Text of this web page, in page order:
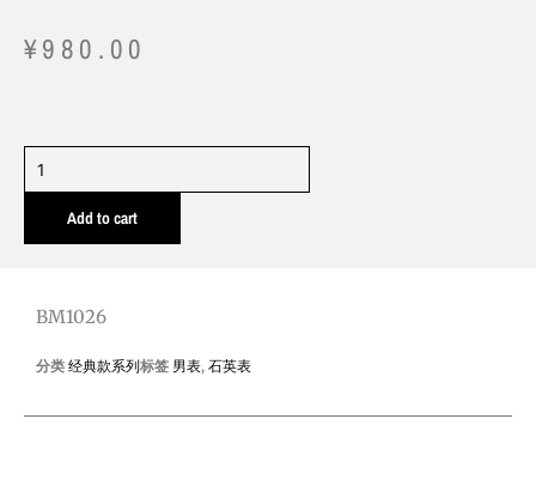
¥980.00
BM1026
quantity
Add to cart
BM1026
分类 经典款系列标签 男表, 石英表